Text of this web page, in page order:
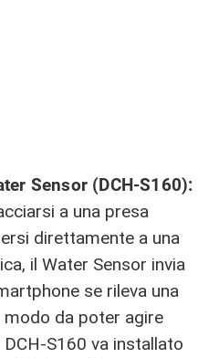
Sensor (DCH-S160):
a una presa
direttamente a una
il Water Sensor invia
se rileva una
modo da poter agire
S160 va installato